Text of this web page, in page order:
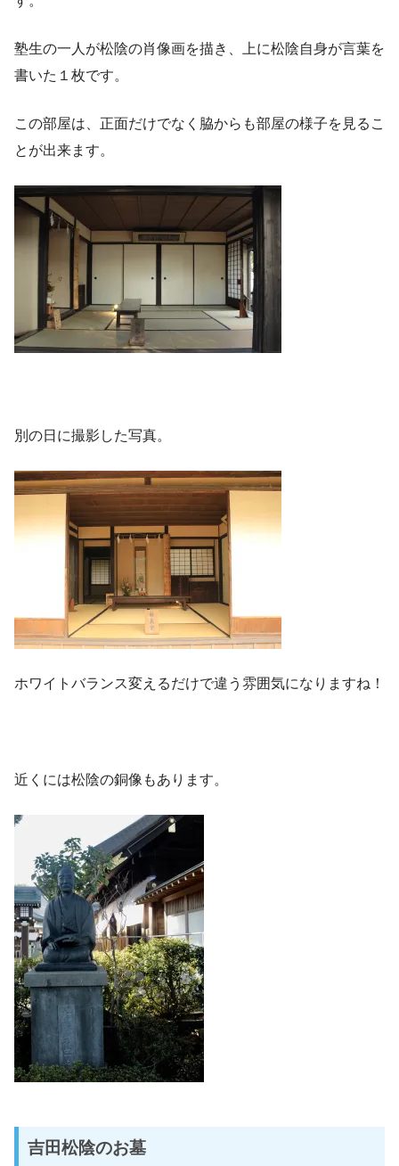
塾生の一人が松陰の肖像画を描き、上に松陰自身が言葉を
書いた１枚です。
この部屋は、正面だけでなく脇からも部屋の様子を見るこ
とが出来ます。
別の日に撮影した写真。
ホワイトバランス変えるだけで違う雰囲気になりますね！
近くには松陰の銅像もあります。
吉田松陰のお墓